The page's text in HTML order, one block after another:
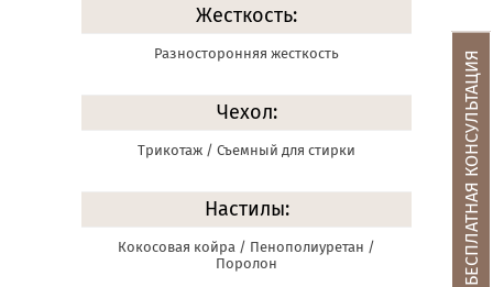
Жесткость:
Разносторонняя жесткость
Чехол:
Трикотаж / Съемный для стирки
Настилы:
Кокосовая койра / Пенополиуретан /
Поролон
БЕСПЛАТНАЯ КОНСУЛЬТАЦИЯ